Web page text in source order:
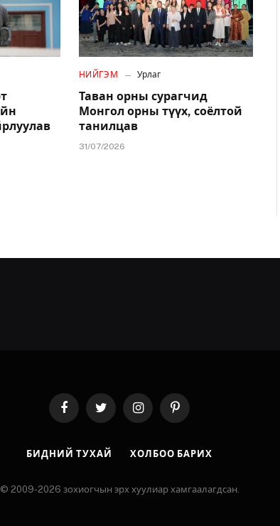
НИЙГЭМ Урлаг
Таван орны сурагчид
Монгол орны түүх, соёлтой
танилцав
31/07/2026
FacebookTwitter InstagramPinterest
БИДНИЙ ТУХАЙ ХОЛБОО БАРИХ
© 2009-2026 зохиогчын эрх хуулиар хамгаалагдсан.